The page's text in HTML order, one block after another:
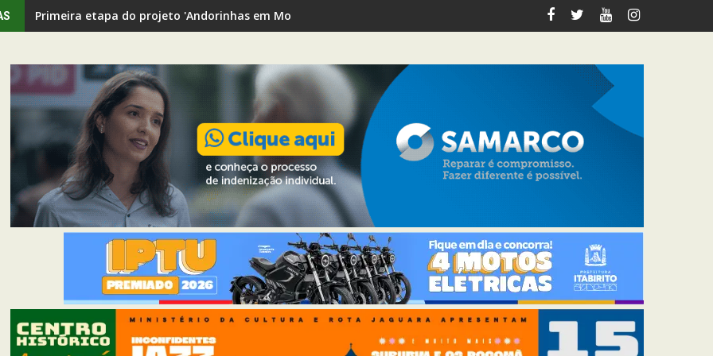
Primeira etapa do projeto 'Andorinhas em Movimento' revitaliza 12 km de trilhas